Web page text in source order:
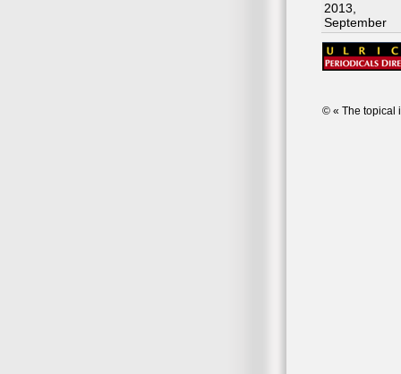
2013,
September
© « The topical